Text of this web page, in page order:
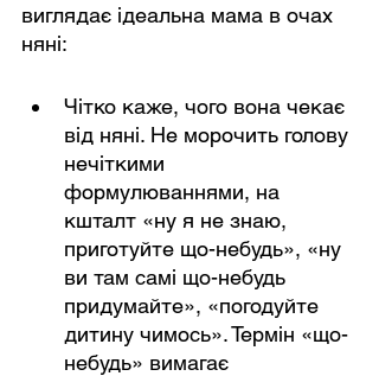
виглядає ідеальна мама в очах
няні:
Чітко каже, чого вона чекає
від няні. Не морочить голову
нечіткими
формулюваннями, на
кшталт «ну я не знаю,
приготуйте що-небудь», «ну
ви там самі що-небудь
придумайте», «погодуйте
дитину чимось». Термін «що-
небудь» вимагає